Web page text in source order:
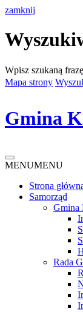
zamknij
Wpisz szukaną frazę
Mapa strony
Gmina
MENUMENU
Strona
Samorząd
Gmina
Rada